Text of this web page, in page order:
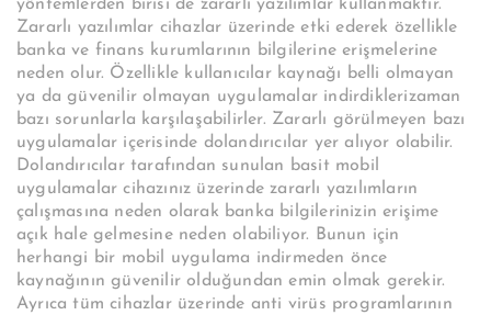
yöntemlerden birisi de zararlı yazılımlar kullanmaktır.
Zararlı yazılımlar cihazlar üzerinde etki ederek özellikle
banka ve finans kurumlarının bilgilerine erişmelerine
neden olur. Özellikle kullanıcılar kaynağı belli olmayan
ya da güvenilir olmayan uygulamalar indirdiklerizaman
bazı sorunlarla karşılaşabilirler. Zararlı görülmeyen bazı
uygulamalar içerisinde dolandırıcılar yer alıyor olabilir.
Dolandırıcılar tarafından sunulan basit mobil
uygulamalar cihazınız üzerinde zararlı yazılımların
çalışmasına neden olarak banka bilgilerinizin erişime
açık hale gelmesine neden olabiliyor. Bunun için
herhangi bir mobil uygulama indirmeden önce
kaynağının güvenilir olduğundan emin olmak gerekir.
Ayrıca tüm cihazlar üzerinde anti virüs programlarının